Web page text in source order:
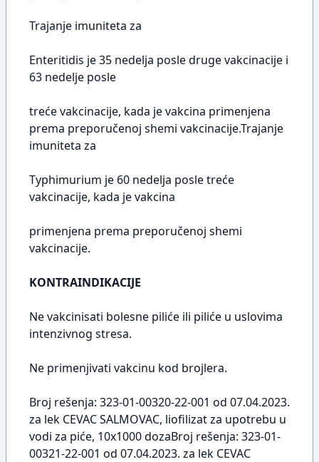
Trajanje imuniteta za
Enteritidis je 35 nedelja posle druge vakcinacije i
63 nedelje posle
treće vakcinacije, kada je vakcina primenjena
prema preporučenoj shemi vakcinacije.Trajanje
imuniteta za
Typhimurium je 60 nedelja posle treće
vakcinacije, kada je vakcina
primenjena prema preporučenoj shemi
vakcinacije.
KONTRAINDIKACIJE
Ne vakcinisati bolesne piliće ili piliće u uslovima
intenzivnog stresa.
Ne primenjivati vakcinu kod brojlera.
Broj rešenja: 323-01-00320-22-001 od 07.04.2023.
za lek CEVAC SALMOVAC, liofilizat za upotrebu u
vodi za piće, 10x1000 dozaBroj rešenja: 323-01-
00321-22-001 od 07.04.2023. za lek CEVAC